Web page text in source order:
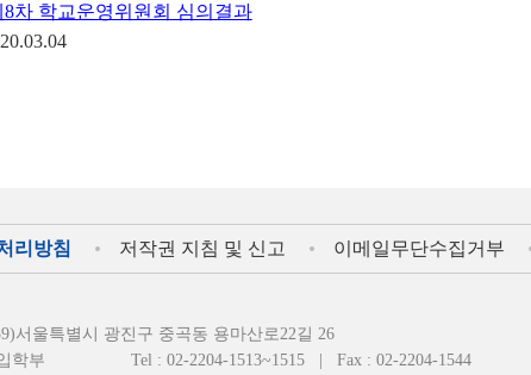
8차 학교운영위원회 심의결과
리방침 저작권 지침 및 신고 이메일무단수집거부
서울특별시 광진구 중곡동 용마산로22길 26
학부
Tel : 02-2204-1513~1515 Fax : 02-2204-1544